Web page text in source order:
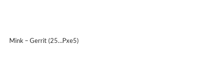
Mink – Gerrit (25…Pxe5)